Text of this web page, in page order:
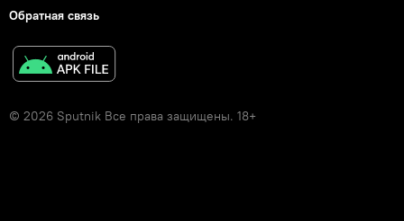
Обратная связь
© 2026 Sputnik Все права защищены. 18+